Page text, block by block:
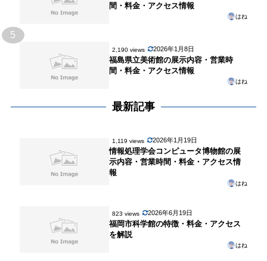
間・料金・アクセス情報
はね
5
2,190 views 2026年1月8日
福島県立美術館の展示内容・営業時
間・料金・アクセス情報
はね
最新記事
1,119 views 2026年1月19日
情報処理学会コンピュータ博物館の展
示内容・営業時間・料金・アクセス情
報
はね
823 views 2026年6月19日
福岡市科学館の特徴・料金・アクセス
を解説
はね